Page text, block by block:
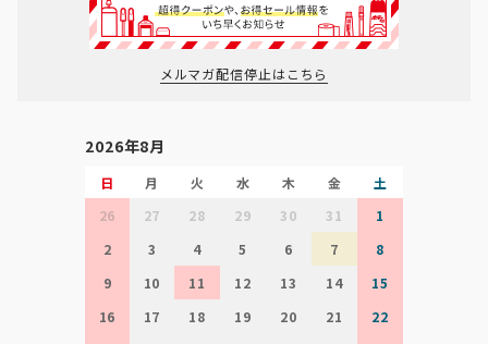
メルマガ配信停止はこちら
2026年8月
日 月 火 水 木 金
土
26
27 28 29 30 31
1
2
3 4 5 6 7
8
9
10 11 12 13 14
15
16
17 18 19 20 21
22